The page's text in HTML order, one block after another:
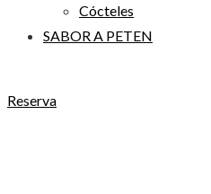
Cócteles
SABOR A PETEN
Reserva